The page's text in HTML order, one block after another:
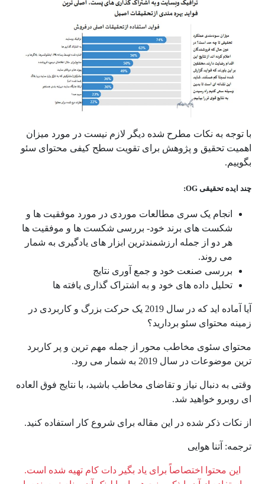
با توجه به نکات مطرح شده دیگر لازم نیست در مورد میزان
اهمیت تحقیق و پژوهش برای تقویت سطح کیفی محتوای سئو
بگوییم.
چند ایده تحقیقی OG:
انجام یک سری مطالعات موردی در مورد موفقیت ها و
شکست های برند خود- بررسی شکست ها و موفقیت ها
هر دو از جمله ارزشمندترین ابزار های یادگیری به شمار
می روند.
بررسی صنعت خود و جمع آوری نتایج
تحلیل داده های خود و به اشتراک گذاری یافته ها
آیا آماده اید که در سال 2019 یک حرکت بزرگ و کاربردی در
زمینه محتوای سئو بردارید؟
محتوای سئوی مخاطب محور از جمله مهم ترین و پر کاربرد
ترین موضوعات در سال 2019 به شمار می رود.
وقتی به دنبال نیاز و تقاضای مخاطب باشید، با نتایج فوق العاده
ای روبرو خواهید شد.
از نکات ذکر شده در این مقاله برای شروع کار استفاده کنید.
ترجمه: آتنا هوایی
این محتوا اختصاصاً برای یاد بگیر دات کام تهیه شده است.